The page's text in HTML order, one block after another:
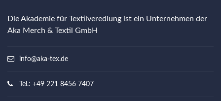
Die Akademie für Textilveredlung ist ein Unternehmen der
Aka Merch & Textil GmbH
info@aka-tex.de
Tel.: +49 221 8456 7407